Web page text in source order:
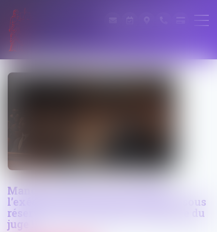
Mandat de dépôt à effet différé :
l’exécution provisoire est validée sous
réserve d’une motivation renforcée du
juge !